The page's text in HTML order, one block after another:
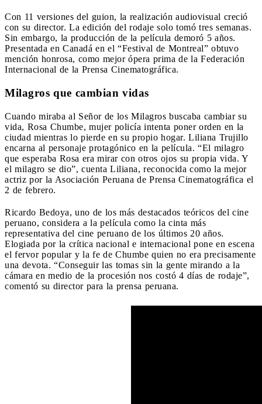
Con 11 versiones del guion, la realización audiovisual creció
con su director. La edición del rodaje solo tomó tres semanas.
Sin embargo, la producción de la película demoró 5 años.
Presentada en Canadá en el “Festival de Montreal” obtuvo
mención honrosa, como mejor ópera prima de la Federación
Internacional de la Prensa Cinematográfica.
Milagros que cambian vidas
Cuando miraba al Señor de los Milagros buscaba cambiar su
vida, Rosa Chumbe, mujer policía intenta poner orden en la
ciudad mientras lo pierde en su propio hogar. Liliana Trujillo
encarna al personaje protagónico en la película. “El milagro
que esperaba Rosa era mirar con otros ojos su propia vida. Y
el milagro se dio”, cuenta Liliana, reconocida como la mejor
actriz por la Asociación Peruana de Prensa Cinematográfica el
2 de febrero.
Ricardo Bedoya, uno de los más destacados teóricos del cine
peruano, considera a la película como la cinta más
representativa del cine peruano de los últimos 20 años.
Elogiada por la crítica nacional e internacional pone en escena
el fervor popular y la fe de Chumbe quien no era precisamente
una devota. “Conseguir las tomas sin la gente mirando a la
cámara en medio de la procesión nos costó 4 días de rodaje”,
comentó su director para la prensa peruana.